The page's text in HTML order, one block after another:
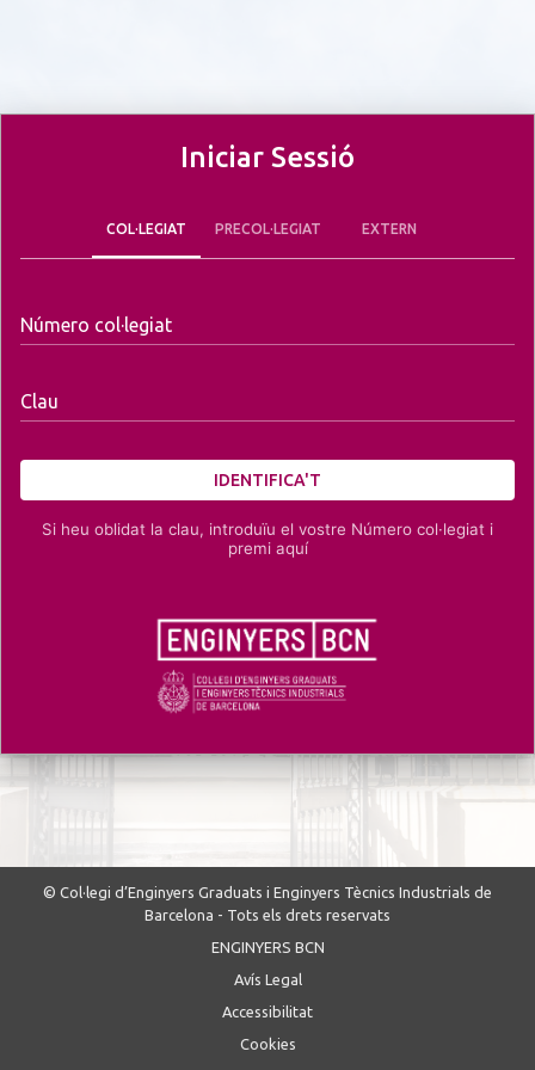
Iniciar Sessió
COL·LEGIAT PRECOL·LEGIAT EXTERN
Número col·legiat
Clau
IDENTIFICA'T
Si heu oblidat la clau, introduïu el vostre Número col·legiat i
premi aquí
© Col·legi d’Enginyers Graduats i Enginyers Tècnics Industrials de
Barcelona - Tots els drets reservats
ENGINYERS BCN
Avís Legal
Accessibilitat
Cookies